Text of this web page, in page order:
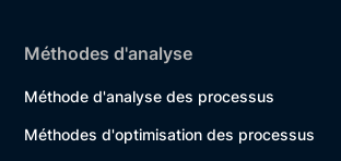
Méthodes d'analyse
Méthode d'analyse des processus
Méthodes d'optimisation des processus